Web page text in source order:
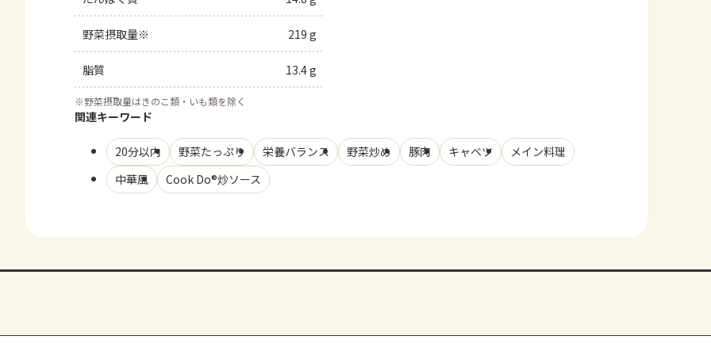
野菜摂取量※ 219 g
脂質 13.4 g
※野菜摂取量はきのこ類・いも類を除く
関連キーワード
20分以内 野菜たっぷり 栄養バランス 野菜炒め 豚肉 キャベツ
メイン料理
中華風
Cook Do®炒ソース